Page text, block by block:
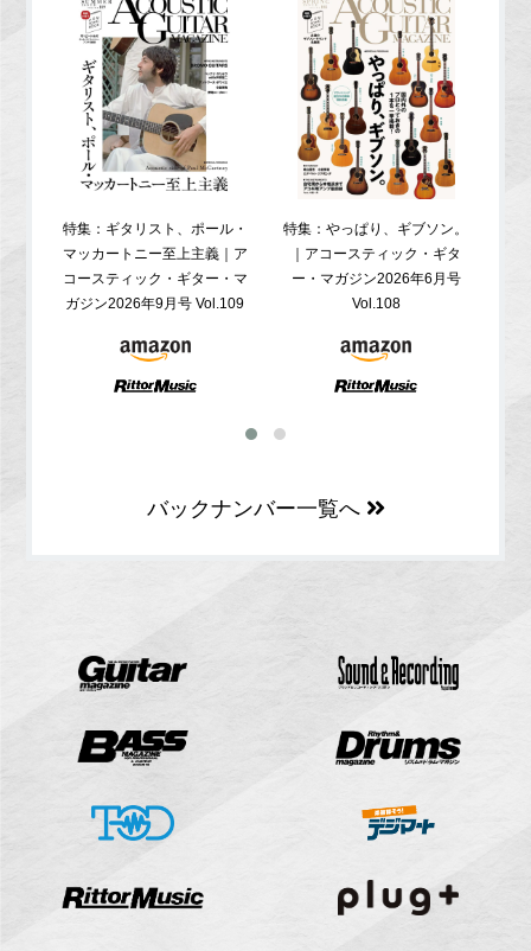
特集：ギタリスト、ポール・
マッカートニー至上主義｜ア
コースティック・ギター・マ
ガジン2026年9月号 Vol.109
特集：やっぱり、ギブソン。
｜アコースティック・ギタ
ー・マガジン2026年6月号
Vol.108
バックナンバー一覧へ